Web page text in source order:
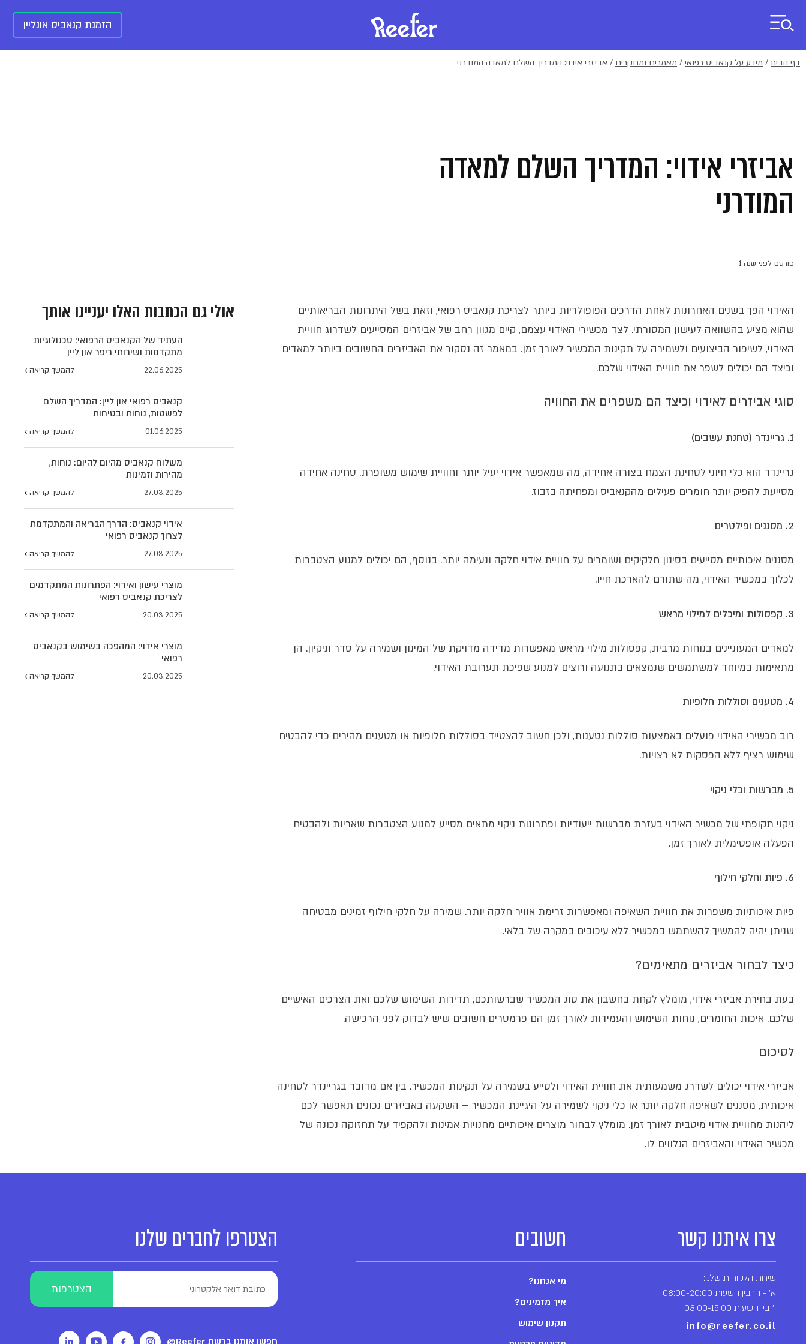
הזמנת קנאביס אונליין
דף הבית / מידע על קנאביס רפואי / מאמרים ומחקרים / אביזרי אידוי: המדריך השלם למאדה המודרני
אביזרי אידוי: המדריך השלם למאדה
המודרני
פורסם לפני שנה 1
האידוי הפך בשנים האחרונות לאחת הדרכים הפופולריות ביותר לצריכת קנאביס רפואי, וזאת בשל היתרונות הבריאותיים
שהוא מציע בהשוואה לעישון המסורתי. לצד מכשירי האידוי עצמם, קיים מגוון רחב של אביזרים המסייעים לשדרוג חוויית
האידוי, לשיפור הביצועים ולשמירה על תקינות המכשיר לאורך זמן. במאמר זה נסקור את האביזרים החשובים ביותר למאדים
וכיצד הם יכולים לשפר את חוויית האידוי שלכם.
סוגי אביזרים לאידוי וכיצד הם משפרים את החוויה
1. גריינדר (טחנת עשבים)
גריינדר הוא כלי חיוני לטחינת הצמח בצורה אחידה, מה שמאפשר אידוי יעיל יותר וחוויית שימוש משופרת. טחינה אחידה
מסייעת להפיק יותר חומרים פעילים מהקנאביס ומפחיתה בזבוז.
2. מסננים ופילטרים
מסננים איכותיים מסייעים בסינון חלקיקים ושומרים על חוויית אידוי חלקה ונעימה יותר. בנוסף, הם יכולים למנוע הצטברות
לכלוך במכשיר האידוי, מה שתורם להארכת חייו.
3. קפסולות ומיכלים למילוי מראש
למאדים המעוניינים בנוחות מרבית, קפסולות מילוי מראש מאפשרות מדידה מדויקת של המינון ושמירה על סדר וניקיון. הן
מתאימות במיוחד למשתמשים שנמצאים בתנועה ורוצים למנוע שפיכת תערובת האידוי.
4. מטענים וסוללות חלופיות
רוב מכשירי האידוי פועלים באמצעות סוללות נטענות, ולכן חשוב להצטייד בסוללות חלופיות או מטענים מהירים כדי להבטיח
שימוש רציף ללא הפסקות לא רצויות.
5. מברשות וכלי ניקוי
ניקוי תקופתי של מכשיר האידוי בעזרת מברשות ייעודיות ופתרונות ניקוי מתאים מסייע למנוע הצטברות שאריות ולהבטיח
הפעלה אופטימלית לאורך זמן.
6. פיות וחלקי חילוף
פיות איכותיות משפרות את חוויית השאיפה ומאפשרות זרימת אוויר חלקה יותר. שמירה על חלקי חילוף זמינים מבטיחה
שניתן יהיה להמשיך להשתמש במכשיר ללא עיכובים במקרה של בלאי.
כיצד לבחור אביזרים מתאימים?
בעת בחירת אביזרי אידוי, מומלץ לקחת בחשבון את סוג המכשיר שברשותכם, תדירות השימוש שלכם ואת הצרכים האישיים
שלכם. איכות החומרים, נוחות השימוש והעמידות לאורך זמן הם פרמטרים חשובים שיש לבדוק לפני הרכישה.
לסיכום
אביזרי אידוי יכולים לשדרג משמעותית את חוויית האידוי ולסייע בשמירה על תקינות המכשיר. בין אם מדובר בגריינדר לטחינה
איכותית, מסננים לשאיפה חלקה יותר או כלי ניקוי לשמירה על היגיינת המכשיר – השקעה באביזרים נכונים תאפשר לכם
ליהנות מחוויית אידוי מיטבית לאורך זמן. מומלץ לבחור מוצרים איכותיים מחנויות אמינות ולהקפיד על תחזוקה נכונה של
מכשיר האידוי והאביזרים הנלווים לו.
אולי גם הכתבות האלו יעניינו אותך
העתיד של הקנאביס הרפואי: טכנולוגיות
מתקדמות ושירותי ריפר און ליין
22.06.2025 להמשך קריאה
קנאביס רפואי און ליין: המדריך השלם
לפשטות, נוחות ובטיחות
01.06.2025 להמשך קריאה
משלוח קנאביס מהיום להיום: נוחות,
מהירות וזמינות
27.03.2025 להמשך קריאה
אידוי קנאביס: הדרך הבריאה והמתקדמת
לצרוך קנאביס רפואי
27.03.2025 להמשך קריאה
מוצרי עישון ואידוי: הפתרונות המתקדמים
לצריכת קנאביס רפואי
20.03.2025 להמשך קריאה
מוצרי אידוי: המהפכה בשימוש בקנאביס
רפואי
20.03.2025 להמשך קריאה
צרו איתנו קשר
שירות הלקוחות שלנו:
א' - ה' בין השעות 08:00-20:00
ו' בין השעות 08:00-15:00
info@reefer.co.il
חשובים
מי אנחנו?
איך מזמינים?
תקנון שימוש
הצטרפו לחברים שלנו
חפשו אותנו ברשת Reefer@